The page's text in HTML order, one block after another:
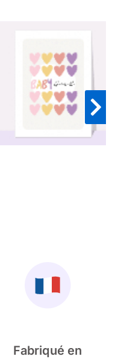
Fabriqué en